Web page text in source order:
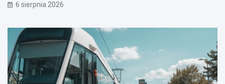
6 sierpnia 2026